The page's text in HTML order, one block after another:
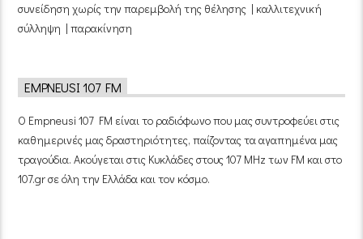
συνείδηση χωρίς την παρεμβολή της θέλησης | καλλιτεχνική
σύλληψη | παρακίνηση
EMPNEUSI 107 FM
Ο Empneusi 107 FM είναι το ραδιόφωνο που μας συντροφεύει στις
καθημερινές μας δραστηριότητες, παίζοντας τα αγαπημένα μας
τραγούδια. Ακούγεται στις Κυκλάδες στους 107 MHz των FM και στο
107.gr σε όλη την Ελλάδα και τον κόσμο.